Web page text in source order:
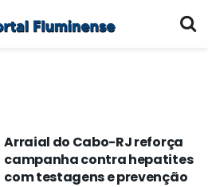
Arraial do Cabo-RJ reforça
campanha contra hepatites
com testagens e prevenção